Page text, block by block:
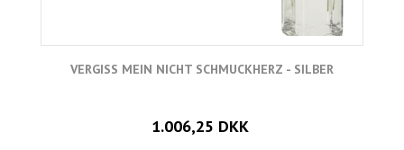
VERGISS MEIN NICHT SCHMUCKHERZ - SILBER
1.006,25 DKK